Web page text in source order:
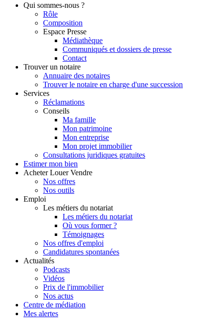
Qui sommes-nous ?
Rôle
Composition
Espace Presse
Médiathèque
Communiqués et dossiers de presse
Contact
Trouver un notaire
Annuaire des notaires
Trouver le notaire en charge d'une succession
Services
Réclamations
Conseils
Ma famille
Mon patrimoine
Mon entreprise
Mon projet immobilier
Consultations juridiques gratuites
Estimer mon bien
Acheter Louer Vendre
Nos offres
Nos outils
Emploi
Les métiers du notariat
Les métiers du notariat
Où vous former ?
Témoignages
Nos offres d'emploi
Candidatures spontanées
Actualités
Podcasts
Vidéos
Prix de l'immobilier
Nos actus
Centre de médiation
Mes alertes